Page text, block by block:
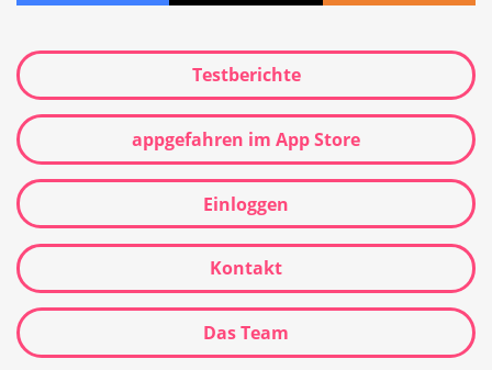
Testberichte
appgefahren im App Store
Einloggen
Kontakt
Das Team